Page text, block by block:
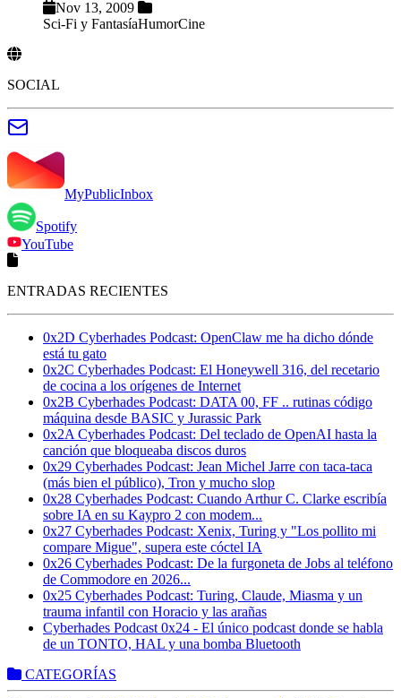
Nov 13, 2009
Sci-Fi y FantasíaHumorCine
SOCIAL
MyPublicInbox
Spotify
YouTube
ENTRADAS RECIENTES
0x2D Cyberhades Podcast: OpenClaw me ha dicho dónde
está tu gato
0x2C Cyberhades Podcast: El Honeywell 316, del recetario
de cocina a los orígenes de Internet
0x2B Cyberhades Podcast: DATA 00, FF .. rutinas código
máquina desde BASIC y Jurassic Park
0x2A Cyberhades Podcast: Del teclado de OpenAI hasta la
canción que bloqueaba discos duros
0x29 Cyberhades Podcast: Jean Michel Jarre con taca-taca
(más bien el público), Tron y mucho slop
0x28 Cyberhades Podcast: Cuando Arthur C. Clarke escribía
sobre IA en su Kaypro 2 con modem...
0x27 Cyberhades Podcast: Xenix, Turing y "Los pollito mi
compare Migue", supera este cóctel IA
0x26 Cyberhades Podcast: De la furgoneta de Jobs al teléfono
de Commodore en 2026...
0x25 Cyberhades Podcast: Turing, Claude, Miasma y un
trauma infantil con Horacio y las arañas
Cyberhades Podcast 0x24 - El único podcast donde se habla
de un TONTO, HAL y una bomba Bluetooth
CATEGORÍAS